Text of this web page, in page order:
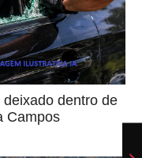
dentro de
Campos